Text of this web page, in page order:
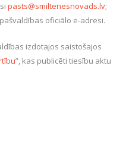
pasts@smiltenesnovads.lv;
oficiālo e-adresi.
izdotajos saistošajos
”, kas publicēti tiesību aktu